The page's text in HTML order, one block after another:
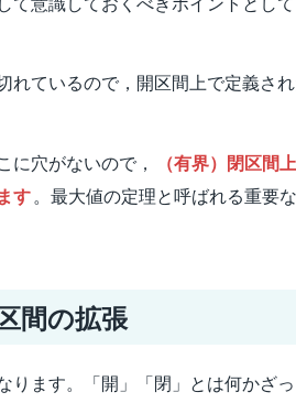
れているので，開区間上で定義さ
に穴がないので，
（有界）閉区間
す。最大値の定理と呼ばれる重要な
間の拡張
ります。「開」「閉」とは何かざっ